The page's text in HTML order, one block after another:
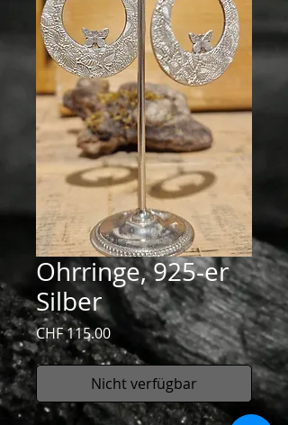
Ohrringe, 925-er
Silber
CHF 115.00Preis
Nicht verfügbar